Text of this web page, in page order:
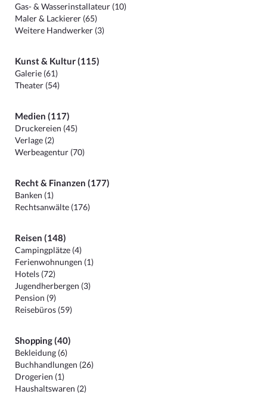
Gas- & Wasserinstallateur (10)
Maler & Lackierer (65)
Weitere Handwerker (3)
Kunst & Kultur (115)
Galerie (61)
Theater (54)
Medien (117)
Druckereien (45)
Verlage (2)
Werbeagentur (70)
Recht & Finanzen (177)
Banken (1)
Rechtsanwälte (176)
Reisen (148)
Campingplätze (4)
Ferienwohnungen (1)
Hotels (72)
Jugendherbergen (3)
Pension (9)
Reisebüros (59)
Shopping (40)
Bekleidung (6)
Buchhandlungen (26)
Drogerien (1)
Haushaltswaren (2)